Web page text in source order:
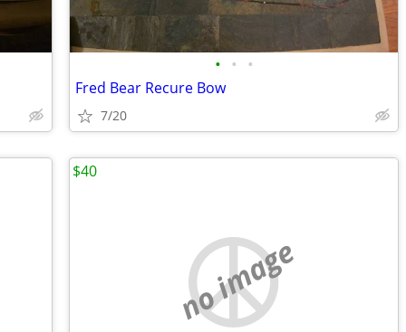
• • •
Fred Bear Recure Bow
7/20
no image
$40